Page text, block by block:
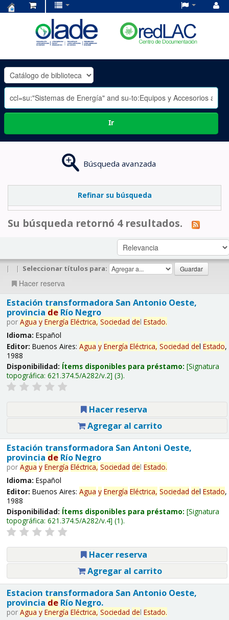
OLADE
-
Ir
Búsqueda avanzada
Refinar su búsqueda
Su búsqueda retornó 4 resultados.
| | Seleccionar títulos para:
Hacer reserva
Estación transformadora San Antonio Oeste,
provincia deRío Negro
por Agua y Energía Eléctrica, Sociedad del Estado.
Idioma: Español
Editor: Buenos Aires: Agua y Energía Eléctrica, Sociedad del Estado,
1988
Disponibilidad: Ítems disponibles para préstamo: Signatura
topográfica: 621.374.5/A282/v.2 (3).
Hacer reserva
Agregar al carrito
Estación transformadora San Antoni Oeste,
provincia deRío Negro
por Agua y Energía Eléctrica, Sociedad del Estado.
Idioma: Español
Editor: Buenos Aires: Agua y Energía Eléctrica, Sociedad del Estado,
1988
Disponibilidad: Ítems disponibles para préstamo: Signatura
topográfica: 621.374.5/A282/v.4 (1).
Hacer reserva
Agregar al carrito
Estacion transformadora San Antonio Oeste,
provincia deRío Negro.
por Agua y Energía Eléctrica, Sociedad del Estado.